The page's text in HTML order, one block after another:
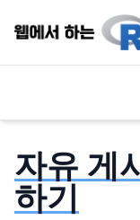
자유 게
하기